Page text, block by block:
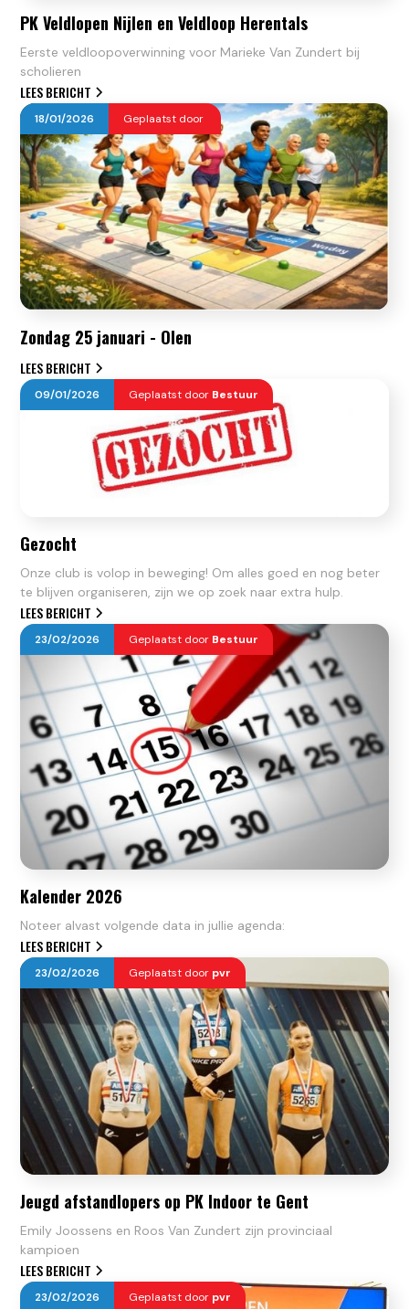
PK Veldlopen Nijlen en Veldloop Herentals
Eerste veldloopoverwinning voor Marieke Van Zundert bij
scholieren
LEES BERICHT
18/01/2026 Geplaatst door
Zondag 25 januari - Olen
LEES BERICHT
09/01/2026 Geplaatst door Bestuur
Gezocht
Onze club is volop in beweging! Om alles goed en nog beter
te blijven organiseren, zijn we op zoek naar extra hulp.
LEES BERICHT
23/02/2026 Geplaatst door Bestuur
Kalender 2026
Noteer alvast volgende data in jullie agenda:
LEES BERICHT
23/02/2026 Geplaatst door pvr
Jeugd afstandlopers op PK Indoor te Gent
Emily Joossens en Roos Van Zundert zijn provinciaal
kampioen
LEES BERICHT
23/02/2026 Geplaatst door pvr